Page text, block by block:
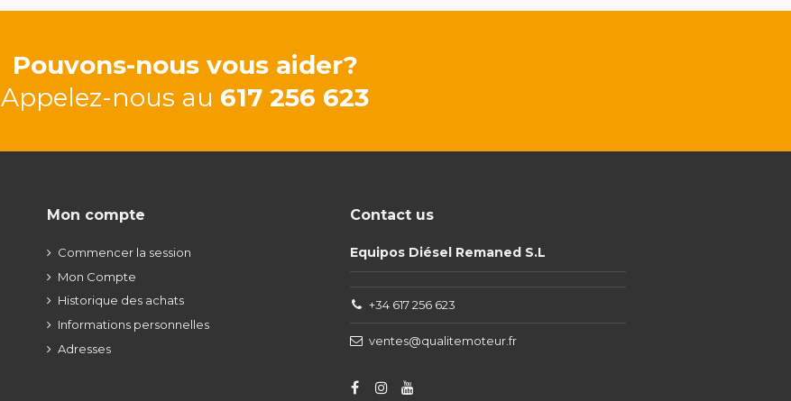
Pouvons-nous vous aider?
Appelez-nous au 617 256 623
Mon compte
Commencer la session
Mon Compte
Historique des achats
Informations personnelles
Adresses
Contact us
Equipos Diésel Remaned S.L
+34 617 256 623
ventes@qualitemoteur.fr